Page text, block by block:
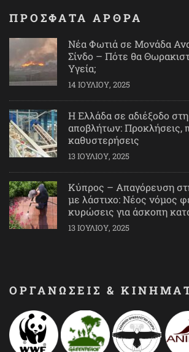
ΠΡΟΣΦΑΤΑ ΑΡΘΡΑ
Νέα Φωτιά σε Μονάδα
Σίνδο – Πότε θα
Υγεία;
14 ΙΟΥΛΊΟΥ, 2025
Η Ελλάδα σε αδιέξοδο στη
αποβλήτων: Προκλήσεις,
καθυστερήσεις
13 ΙΟΥΛΊΟΥ, 2025
Κύπρος – Απαγόρευση
με λάστιχο: Νέος νόμος
κυρώσεις για άσκοπη
13 ΙΟΥΛΊΟΥ, 2025
ΟΡΓΑΝΩΣΕΙΣ &